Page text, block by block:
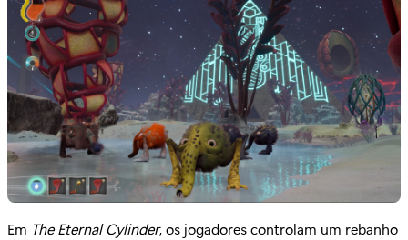
Em The Eternal Cylinder, os jogadores controlam um rebanho